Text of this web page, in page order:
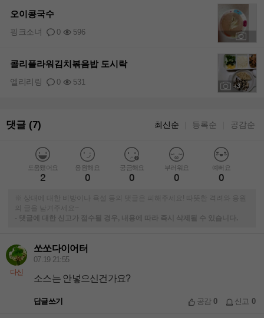
오이콩국수
0 596
핑크소녀
+3
콜리플라워김치볶음밥 도시락
0 531
엘리리링
댓글 (7) 최신순 등록순 공감순
도움됐어요
2
응원해요
0
궁금해요
0
부러워요
0
예뻐요
0
※ 상대에 대한 비방이나 욕설 등의 댓글은 피해주세요! 따뜻한 격려와 응원
의 글을 남겨주세요~
-
댓글에 대한 신고가 접수될 경우, 내용에 따라 즉시 삭제될 수 있습니다.
다신
쏘쏘다이어터
07.19 21:55
소스는 안넣으신건가요?
답글쓰기 공감0 신고 0